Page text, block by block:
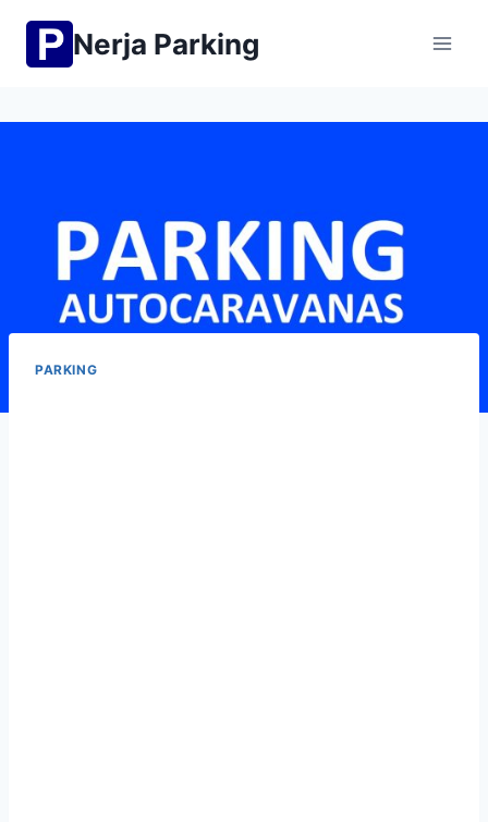
contenido
Nerja Parking
PARKING